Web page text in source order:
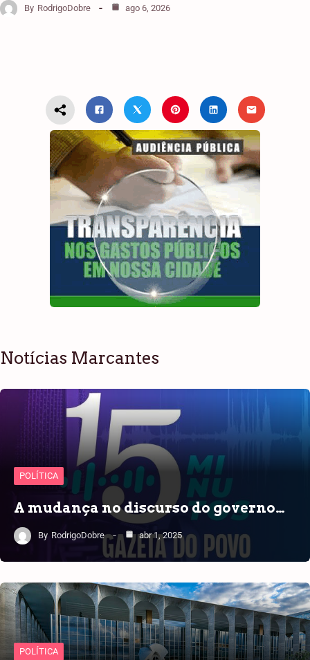
By RodrigoDobre ago 6, 2026
Notícias Marcantes
POLÍTICA
A mudança no discurso do governo…
By RodrigoDobre abr 1, 2025
POLÍTICA